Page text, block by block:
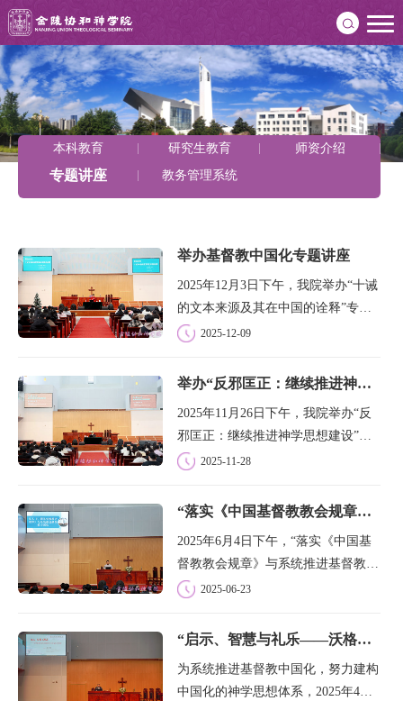
本科教育 研究生教育 师资介绍
专题讲座 教务管理系统
举办基督教中国化专题讲座
2025年12月3日下午，我院举办“十诫
的文本来源及其在中国的诠释”专题
讲座。讲座特邀四川大学宗教研究所
田海华教授主讲，学院教学负责人文
首先溯源...
2025-12-09
举办“反邪匡正：继续推进神学思想建设”主题讲座
2025年11月26日下午，我院举办“反
邪匡正：继续推进神学思想建设”专
题讲座。讲座特邀我院董事、中国基
席、全国人大代表单渭祥牧师担任主
持，全体师生...
2025-11-28
“落实《中国基督教教会规章》与系统推进基督教中国化”专题讲座
2025年6月4日下午，“落实《中国基
督教教会规章》与系统推进基督教中
国化”专题讲座在金陵协和神学院礼
教协会驻会副会长耿卫忠牧师主讲，
全体师生...
2025-06-23
“启示、智慧与礼乐——沃格林的秩序哲学与比较文明学”专题讲座
为系统推进基督教中国化，努力建构
中国化的神学思想体系，2025年4月